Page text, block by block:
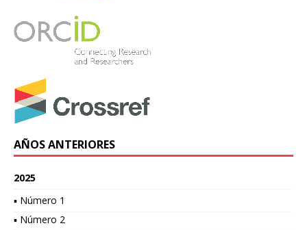
AÑOS ANTERIORES
2025
▪ Número 1
▪ Número 2